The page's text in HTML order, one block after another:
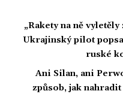
„Rakety na ně
Ukrajinský pilot
ruské
Ani Silan, ani
způsob, jak